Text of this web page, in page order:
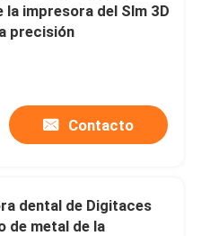
la impresora del Slm 3D
precisión
Contacto
dental de Digitaces
de metal de la